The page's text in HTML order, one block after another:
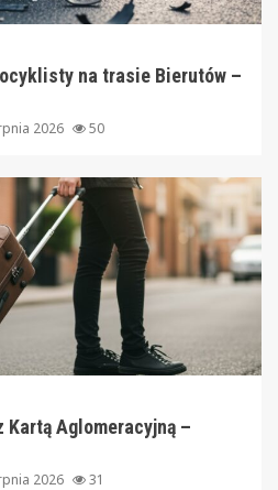
na trasie Bierutów –
2026 50
Kartą Aglomeracyjną –
2026 31